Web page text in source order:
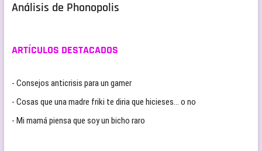
Análisis de Phonopolis
ARTÍCULOS DESTACADOS
- Consejos anticrisis para un gamer
- Cosas que una madre friki te diria que hicieses… o no
- Mi mamá piensa que soy un bicho raro